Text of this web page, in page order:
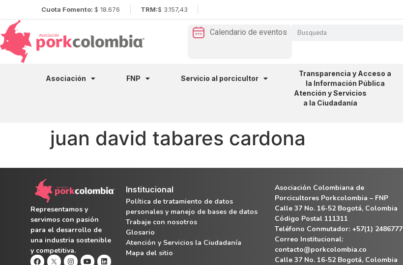
Cuota Fomento: $ 18.676 TRM:$ 3.157,43
Calendario de eventos
Asociación FNP Servicio al porcicultor
Transparencia y Acceso a
la Información Pública
Atención y Servicios
a la Ciudadanía
juan david tabares cardona
Representamos y
servimos con pasión
para el desarrollo de
una industria sostenible
y competitiva.
Institucional
Política de tratamiento de datos
personales y manejo de bases de datos
Trabaje con nosotros
Glosario
Atención y Servicios la Ciudadanía
Mapa del sitio
Asociación Colombiana de
Porcicultores Porkcolombia – FNP
Calle 37 No. 16-52 Bogotá, Colombia
Código Postal 111311
Teléfono Conmutador: +57(1) 2486777
Correo Institucional:
contacto@porkcolombia.co
Calle 37 No. 16-52 Bogotá, Colombia